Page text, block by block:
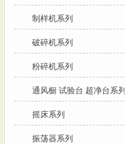
制样机系列
破碎机系列
粉碎机系列
通风橱 试验台 超净台系列
摇床系列
振荡器系列